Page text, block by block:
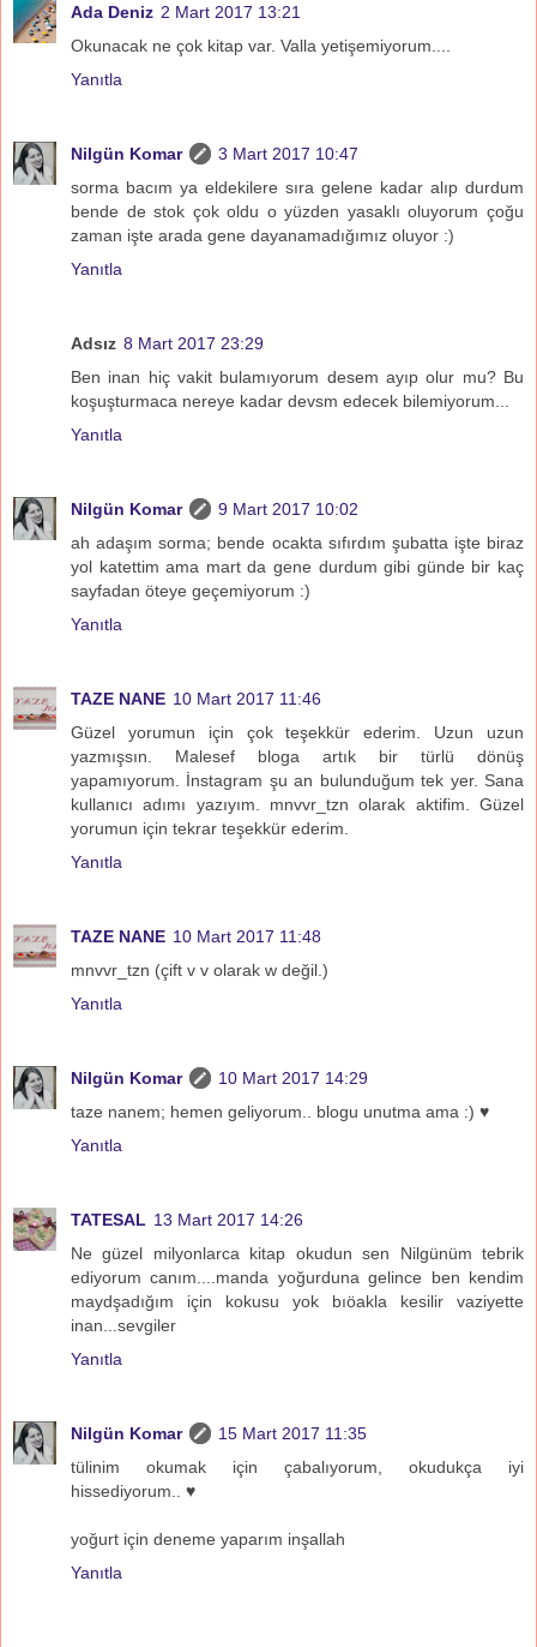
Ada Deniz 2 Mart 2017 13:21
Okunacak ne çok kitap var. Valla yetişemiyorum....
Yanıtla
Nilgün Komar
3 Mart 2017 10:47
sorma bacım ya eldekilere sıra gelene kadar alıp durdum
bende de stok çok oldu o yüzden yasaklı oluyorum çoğu
zaman işte arada gene dayanamadığımız oluyor :)
Yanıtla
Adsız 8 Mart 2017 23:29
Ben inan hiç vakit bulamıyorum desem ayıp olur mu? Bu
koşuşturmaca nereye kadar devsm edecek bilemiyorum...
Yanıtla
Nilgün Komar
9 Mart 2017 10:02
ah adaşım sorma; bende ocakta sıfırdım şubatta işte biraz
yol katettim ama mart da gene durdum gibi günde bir kaç
sayfadan öteye geçemiyorum :)
Yanıtla
TAZE NANE 10 Mart 2017 11:46
Güzel yorumun için çok teşekkür ederim. Uzun uzun
yazmışsın. Malesef bloga artık bir türlü dönüş
yapamıyorum. İnstagram şu an bulunduğum tek yer. Sana
kullanıcı adımı yazıyım. mnvvr_tzn olarak aktifim. Güzel
yorumun için tekrar teşekkür ederim.
Yanıtla
TAZE NANE 10 Mart 2017 11:48
mnvvr_tzn (çift v v olarak w değil.)
Yanıtla
Nilgün Komar
10 Mart 2017 14:29
taze nanem; hemen geliyorum.. blogu unutma ama :) ♥
Yanıtla
TATESAL 13 Mart 2017 14:26
Ne güzel milyonlarca kitap okudun sen Nilgünüm tebrik
ediyorum canım....manda yoğurduna gelince ben kendim
maydşadığım için kokusu yok bıöakla kesilir vaziyette
inan...sevgiler
Yanıtla
Nilgün Komar
15 Mart 2017 11:35
tülinim okumak için çabalıyorum, okudukça iyi
hissediyorum.. ♥
yoğurt için deneme yaparım inşallah
Yanıtla